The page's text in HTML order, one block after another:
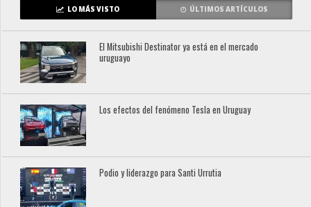
LO MÁS VISTO ÚLTIMOS ARTÍCULOS
El Mitsubishi Destinator ya está en el mercado
uruguayo
Los efectos del fenómeno Tesla en Uruguay
Podio y liderazgo para Santi Urrutia